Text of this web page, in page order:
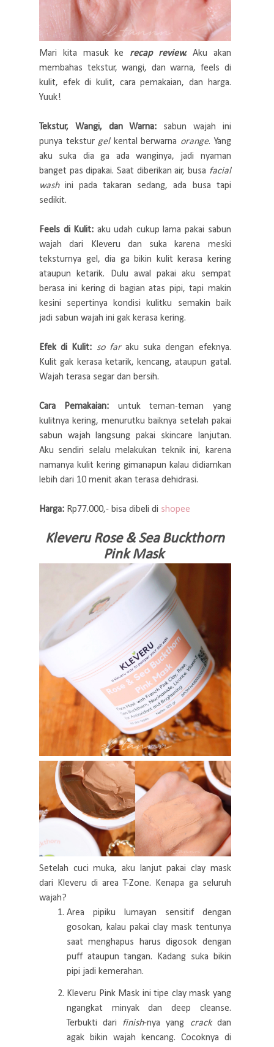
Mari kita masuk ke recap review.Aku akan
membahas tekstur, wangi, dan warna, feels di
kulit, efek di kulit, cara pemakaian, dan harga.
Yuuk!
Tekstur, Wangi, dan Warna: sabun wajah ini
punya tekstur gel kental berwarna orange. Yang
aku suka dia ga ada wanginya, jadi nyaman
banget pas dipakai. Saat diberikan air, busa facial
washini pada takaran sedang, ada busa tapi
sedikit.
Feels di Kulit: aku udah cukup lama pakai sabun
wajah dari Kleveru dan suka karena meski
teksturnya gel, dia ga bikin kulit kerasa kering
ataupun ketarik. Dulu awal pakai aku sempat
berasa ini kering di bagian atas pipi, tapi makin
kesini sepertinya kondisi kulitku semakin baik
jadi sabun wajah ini gak kerasa kering.
Efek di Kulit: so faraku suka dengan efeknya.
Kulit gak kerasa ketarik, kencang, ataupun gatal.
Wajah terasa segar dan bersih.
Cara Pemakaian: untuk teman-teman yang
kulitnya kering, menurutku baiknya setelah pakai
sabun wajah langsung pakai skincare lanjutan.
Aku sendiri selalu melakukan teknik ini, karena
namanya kulit kering gimanapun kalau didiamkan
lebih dari 10 menit akan terasa dehidrasi.
Harga: Rp77.000,- bisa dibeli di shopee
Kleveru Rose & Sea Buckthorn
Pink Mask
Setelah cuci muka, aku lanjut pakai clay mask
dari Kleveru di area T-Zone. Kenapa ga seluruh
wajah?
Area pipiku lumayan sensitif dengan
gosokan, kalau pakai clay mask tentunya
saat menghapus harus digosok dengan
puff ataupun tangan. Kadang suka bikin
pipi jadi kemerahan.
Kleveru Pink Mask ini tipe clay mask yang
ngangkat minyak dan deep cleanse.
Terbukti dari finish-nya yang crack dan
agak bikin wajah kencang. Cocoknya di